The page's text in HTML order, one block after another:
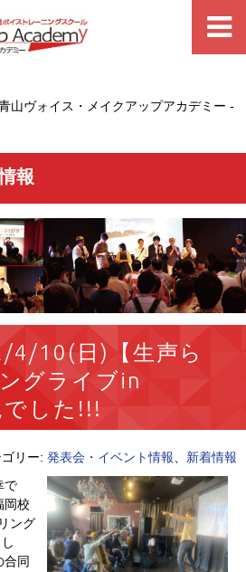
山ヴォイス・メイクアップアカデミー -
報
10(日)【生声ら
グライブin
した!!!
リー: 発表会・イベント情報、 新着情報
で
校
ング
同